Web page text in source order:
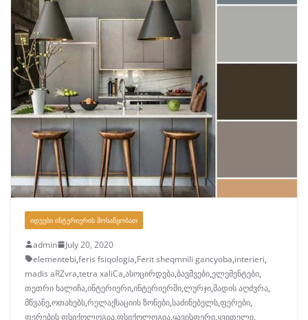
ᲘᲓᲔᲔᲑᲘ ᲘᲜᲢᲔᲠᲘᲔᲠᲘᲡ ᲛᲝᲡᲐᲬᲧᲝᲑᲐᲗ
admin
July 20, 2020
elementebi,feris fsiqologia,Ferit sheqmnili gancyoba,interieri,
madis aRZvra,tetra xaliCa,ასოცირდება,ბავშვები,ელემენტები,
თეთრი ხალიჩა,ინტერიერი,ინტერიერში,ლურჯი,მადის აღძვრა,
მწვანე,ოთახებს,რელაქსაციის ზონები,საძინებელს,ფერები,
ფერების ფსიქოლოგია,ფსიქოლოგია,ყავისფერი,ყვითელი,